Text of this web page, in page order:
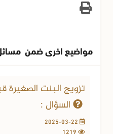
مواضيع اخرى ضمن
تزويج البنت الصغيرة
السؤال :